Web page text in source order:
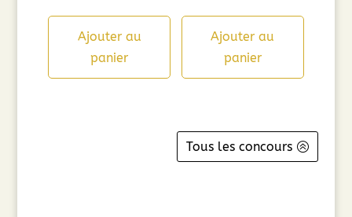
Ajouter au
panier
Ajouter au
panier
Tous les concours